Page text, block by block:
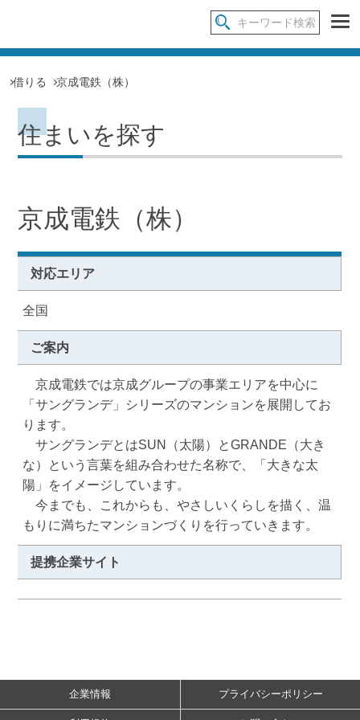
借りる 京成電鉄（株）
住まいを探す
京成電鉄（株）
対応エリア
全国
ご案内
京成電鉄では京成グループの事業エリアを中心に
「サングランデ」シリーズのマンションを展開してお
ります。
サングランデとはSUN（太陽）とGRANDE（大き
な）という言葉を組み合わせた名称で、「大きな太
陽」をイメージしています。
今までも、これからも、やさしいくらしを描く、温
もりに満ちたマンションづくりを行っていきます。
提携企業サイト
企業情報 プライバシーポリシー